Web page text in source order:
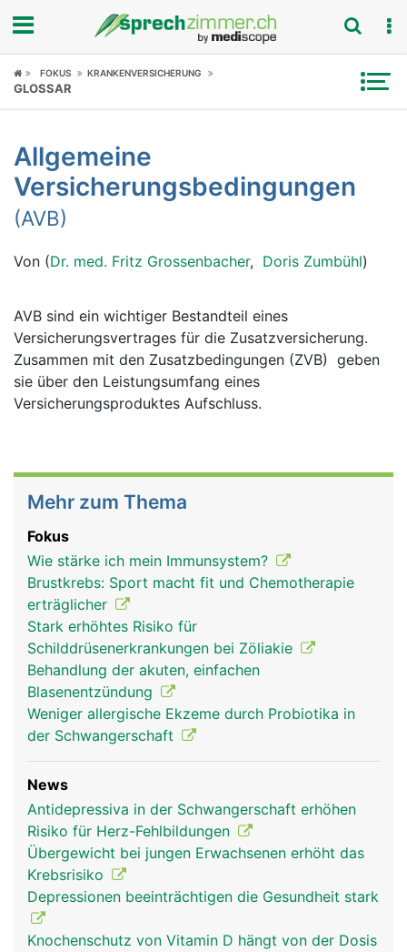
Fokus
Symptome
Untersuchungen
News
Rubriken
FOKUS KRANKENVERSICHERUNG
GLOSSAR
Allgemeine
Versicherungsbedingungen
(AVB)
Von (Dr. med. Fritz Grossenbacher, Doris Zumbühl)
AVB sind ein wichtiger Bestandteil eines
Versicherungsvertrages für die Zusatzversicherung.
Zusammen mit den Zusatzbedingungen (ZVB) geben
sie über den Leistungsumfang eines
Versicherungsproduktes Aufschluss.
Mehr zum Thema
Fokus
Wie stärke ich mein Immunsystem?
Brustkrebs: Sport macht fit und Chemotherapie
erträglicher
Stark erhöhtes Risiko für
Schilddrüsenerkrankungen bei Zöliakie
Behandlung der akuten, einfachen
Blasenentzündung
Weniger allergische Ekzeme durch Probiotika in
der Schwangerschaft
News
Antidepressiva in der Schwangerschaft erhöhen
Risiko für Herz-Fehlbildungen
Übergewicht bei jungen Erwachsenen erhöht das
Krebsrisiko
Depressionen beeinträchtigen die Gesundheit stark
Knochenschutz von Vitamin D hängt von der Dosis